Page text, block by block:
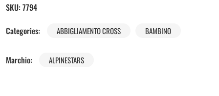
SKU: 7794
Categories:
ABBIGLIAMENTO CROSS BAMBINO
Marchio: ALPINESTARS